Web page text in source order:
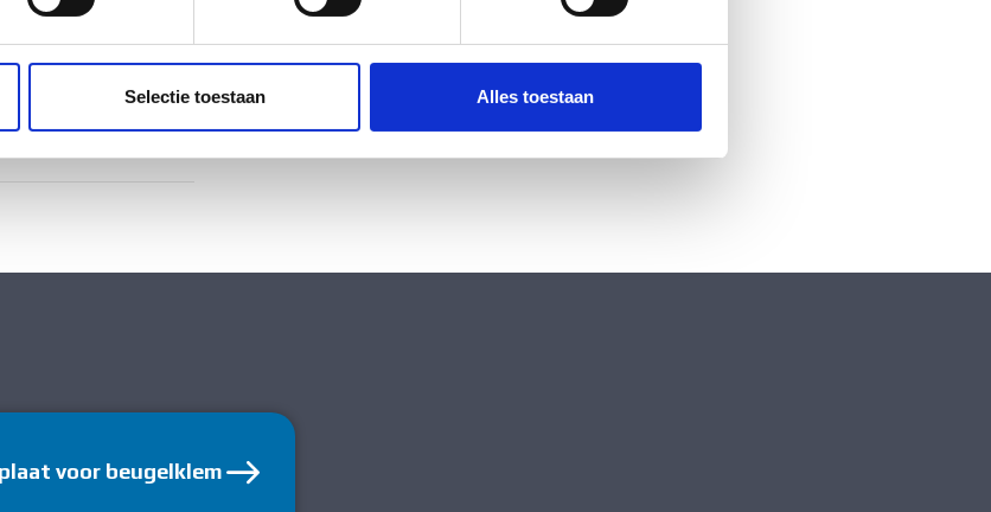
we informatie over uw gebruik van onze site met onze partners voor social
kunnen deze gegevens combineren met andere informatie die u aan ze heeft
Selectie toestaan Alles toestaan
voor beugelklem